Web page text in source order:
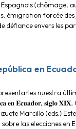
(chômage,
émigration forcée
défiance envers les
en
nuestra
𝐞𝐧 𝐄𝐜𝐮𝐚𝐝𝐨𝐫, 𝐬𝐢𝐠𝐥𝐨
Marcillo (eds.)
las elecciones en